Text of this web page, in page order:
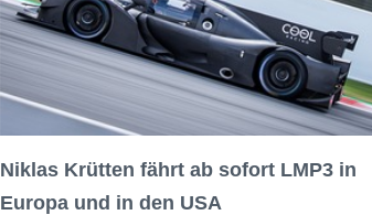
Niklas Krütten fährt ab sofort LMP3 in
Europa und in den USA